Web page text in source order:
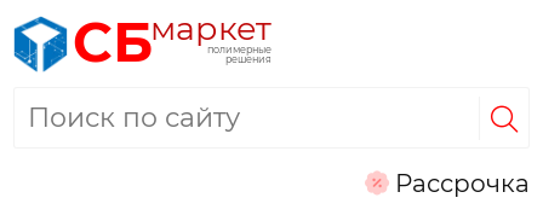
СБмаркет
полимерные
решения
Рассрочка